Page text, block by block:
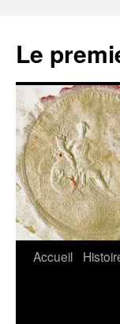
contenu
Le
Accueil